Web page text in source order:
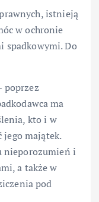
istnieją
w ochronie
spadkowymi. Do
poprzez
ma
kto i w
jego majątek.
nieporozumień i
a także w
pod